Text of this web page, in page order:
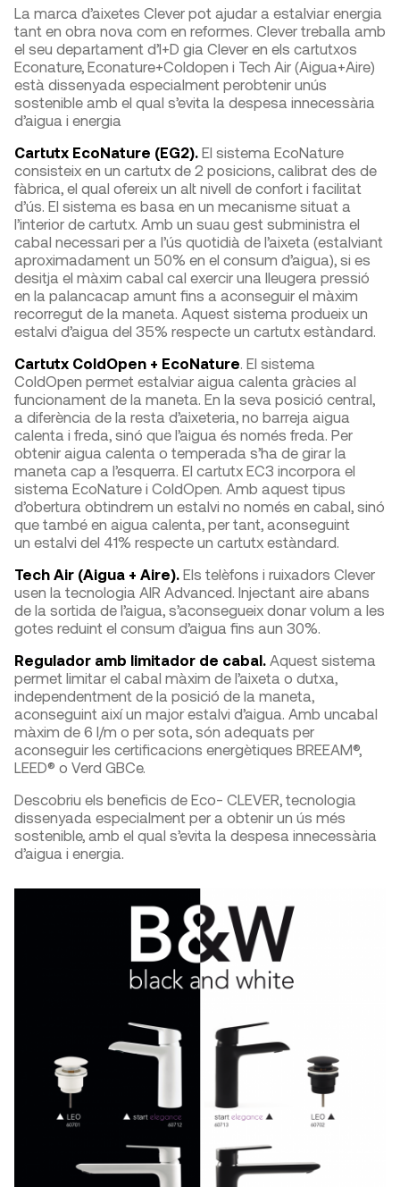
La marca d’aixetes Clever pot ajudar a estalviar energia
tant en obra nova com en reformes. Clever treballa amb
el seu departament d’I+D gia Clever en els cartutxos
Econature, Econature+Coldopen i Tech Air (Aigua+Aire)
està dissenyada especialment perobtenir unús
sostenible amb el qual s’evita la despesa innecessària
d’aigua i energia
Cartutx EcoNature (EG2). El sistema EcoNature
consisteix en un cartutx de 2 posicions, calibrat des de
fàbrica, el qual ofereix un alt nivell de confort i facilitat
d’ús. El sistema es basa en un mecanisme situat a
l’interior de cartutx. Amb un suau gest subministra el
cabal necessari per a l’ús quotidià de l’aixeta (estalviant
aproximadament un 50% en el consum d’aigua), si es
desitja el màxim cabal cal exercir una lleugera pressió
en la palancacap amunt fins a aconseguir el màxim
recorregut de la maneta. Aquest sistema produeix un
estalvi d’aigua del 35% respecte un cartutx estàndard.
Cartutx ColdOpen + EcoNature . El sistema
ColdOpen permet estalviar aigua calenta gràcies al
funcionament de la maneta. En la seva posició central,
a diferència de la resta d’aixeteria, no barreja aigua
calenta i freda, sinó que l’aigua és només freda. Per
obtenir aigua calenta o temperada s’ha de girar la
maneta cap a l’esquerra. El cartutx EC3 incorpora el
sistema EcoNature i ColdOpen. Amb aquest tipus
d’obertura obtindrem un estalvi no només en cabal, sinó
que també en aigua calenta, per tant, aconseguint
un estalvi del 41% respecte un cartutx estàndard.
Tech Air (Aigua + Aire). Els telèfons i ruixadors Clever
usen la tecnologia AIR Advanced. Injectant aire abans
de la sortida de l’aigua, s’aconsegueix donar volum a les
gotes reduint el consum d’aigua fins aun 30%.
Regulador amb limitador de cabal. Aquest sistema
permet limitar el cabal màxim de l’aixeta o dutxa,
independentment de la posició de la maneta,
aconseguint així un major estalvi d’aigua. Amb uncabal
màxim de 6 l/m o per sota, són adequats per
aconseguir les certificacions energètiques BREEAM®,
LEED® o Verd GBCe.
Descobriu els beneficis de Eco- CLEVER, tecnologia
dissenyada especialment per a obtenir un ús més
sostenible, amb el qual s’evita la despesa innecessària
d’aigua i energia.